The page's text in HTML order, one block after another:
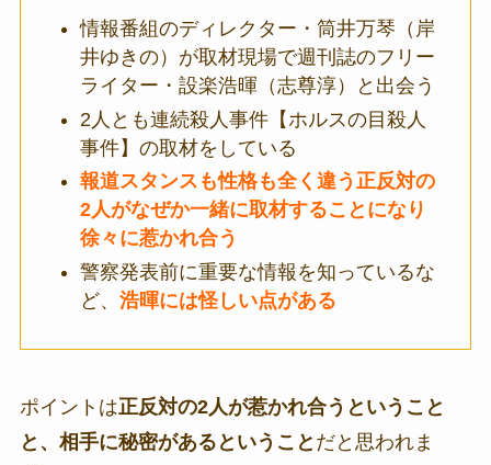
情報番組のディレクター・ 筒井万琴（岸
井ゆきの） が取材現場で週刊誌のフリー
ライター・設楽浩暉（志尊淳）と出会う
2人とも連続殺人事件【ホルスの目殺人
事件】の取材をしている
報道スタンスも性格も全く違う正反対の
2人がなぜか一緒に取材することになり
徐々に惹かれ合う
警察発表前に重要な情報を知っているな
ど、 浩暉には怪しい点がある
ポイントは正反対の2人が惹かれ合うということ
と、相手に秘密があるということ だと思われま